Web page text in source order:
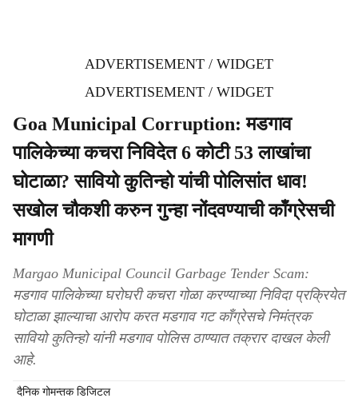
ADVERTISEMENT / WIDGET
ADVERTISEMENT / WIDGET
Goa Municipal Corruption: मडगाव
पालिकेच्या कचरा निविदेत 6 कोटी 53 लाखांचा
घोटाळा? सावियो कुतिन्हो यांची पोलिसांत धाव!
सखोल चौकशी करुन गुन्हा नोंदवण्याची काँग्रेसची
मागणी
Margao Municipal Council Garbage Tender Scam:
मडगाव पालिकेच्या घरोघरी कचरा गोळा करण्याच्या निविदा प्रक्रियेत
घोटाळा झाल्याचा आरोप करत मडगाव गट काँग्रेसचे निमंत्रक
सावियो कुतिन्हो यांनी मडगाव पोलिस ठाण्यात तक्रार दाखल केली
आहे.
दैनिक गोमन्तक डिजिटल